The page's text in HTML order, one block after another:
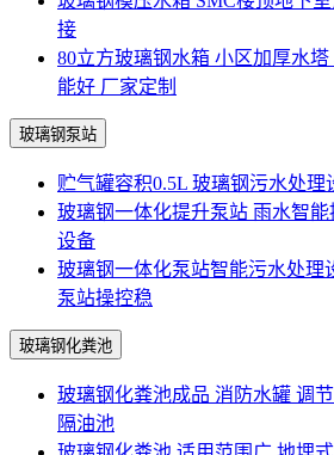
接
80立方玻璃钢水箱 小区加厚水
能好 厂家定制
玻璃钢泵站
贮气罐容积0.5L 玻璃钢污水处
玻璃钢一体化提升泵站 雨水智
设备
玻璃钢一体化泵站智能污水处理
泵站操控稳
玻璃钢化粪池
玻璃钢化粪池成品 消防水罐 调
隔油池